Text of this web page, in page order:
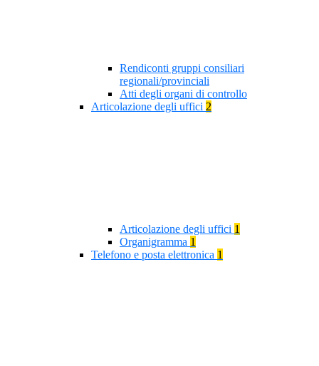
Rendiconti gruppi consiliari
regionali/provinciali
Atti degli organi di controllo
Articolazione degli uffici 2
Articolazione degli uffici 1
Organigramma 1
Telefono e posta elettronica 1